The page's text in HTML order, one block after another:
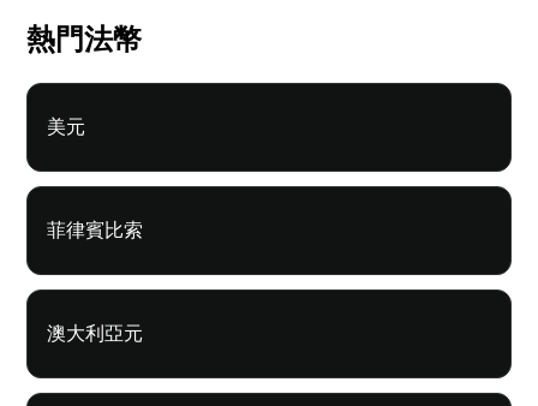
熱門法幣
美元
菲律賓比索
澳大利亞元